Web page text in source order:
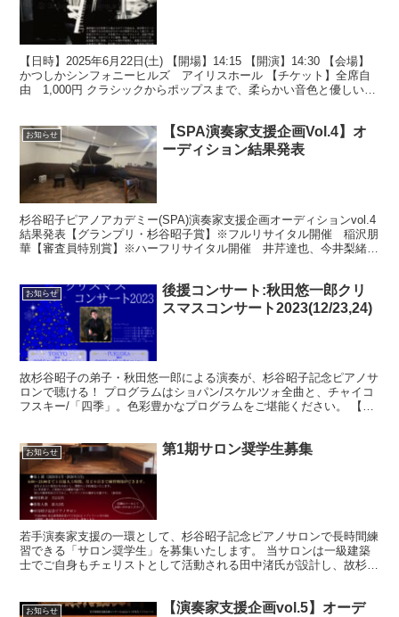
【日時】2025年6月22日(土) 【開場】14:15 【開演】14:30 【会場】
かつしかシンフォニーヒルズ アイリスホール 【チケット】全席自
由 1,000円 クラシックからポップスまで、柔らかい音色と優しい音
お知らせ
【SPA演奏家支援企画Vol.4】オ
ーディション結果発表
杉谷昭子ピアノアカデミー(SPA)演奏家支援企画オーディションvol.4
結果発表【グランプリ・杉谷昭子賞】※フルリサイタル開催 稲沢朋
華【審査員特別賞】※ハーフリサイタル開催 井芹達也、今井梨緒
お知らせ
後援コンサート:秋田悠一郎クリ
スマスコンサート2023(12/23,24)
故杉谷昭子の弟子・秋田悠一郎による演奏が、杉谷昭子記念ピアノサ
ロンで聴ける！ プログラムはショパン/スケルツォ全曲と、チャイコ
フスキー/「四季」。色彩豊かなプログラムをご堪能ください。 【東
お知らせ 第1期サロン奨学生募集
若手演奏家支援の一環として、杉谷昭子記念ピアノサロンで長時間練
習できる「サロン奨学生」を募集いたします。 当サロンは一級建築
士でご自身もチェリストとして活動される田中渚氏が設計し、故杉谷
お知らせ
【演奏家支援企画vol.5】オーデ